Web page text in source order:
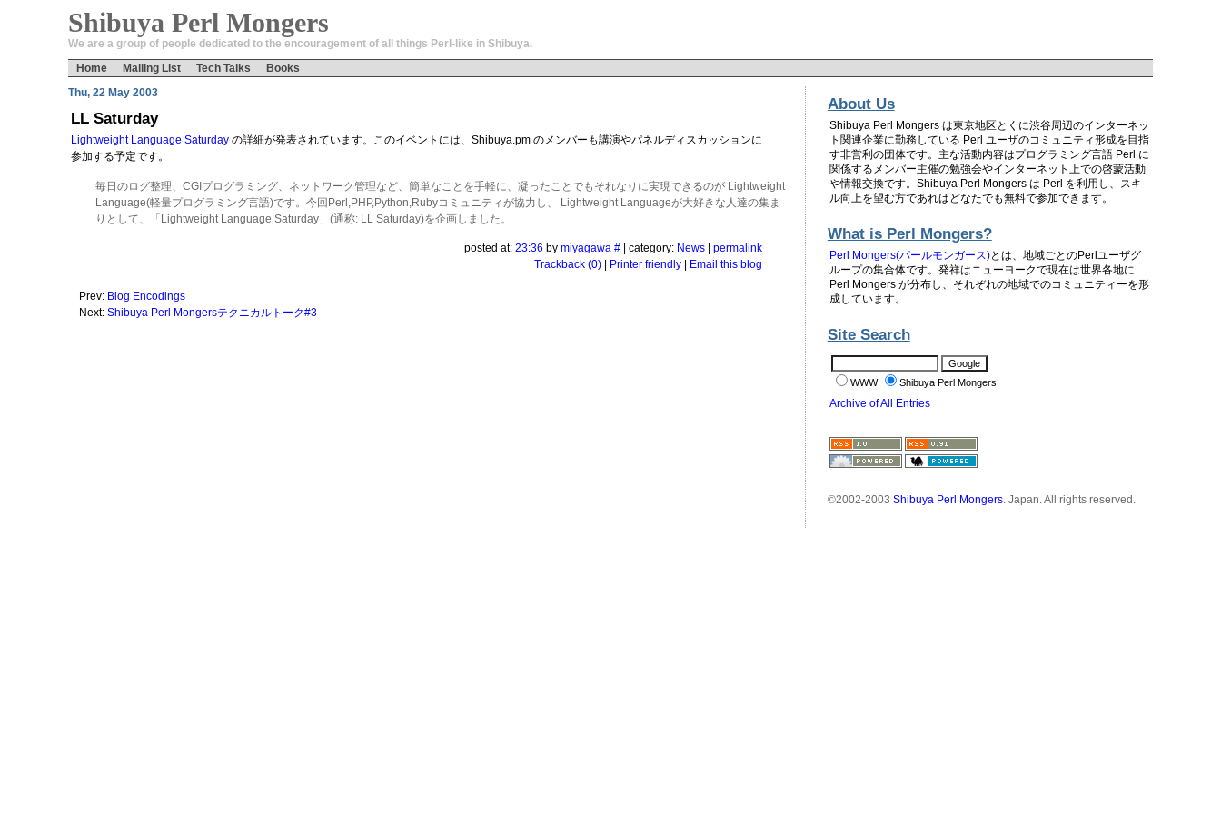
Shibuya Perl Mongers
We are a group of people dedicated to the encouragement of all things Perl-like in Shibuya.
Home
Mailing List Tech Talks
Books
Thu, 22 May 2003
LL Saturday
Lightweight Language Saturdayの詳細が発表されています。このイベントには、Shibuya.pm のメンバーも講演やパネルディスカッションに
参加する予定です。
毎日のログ整理、CGIプログラミング、ネットワーク管理など、簡単なことを手軽に、凝ったことでもそれなりに実現できるのが Lightweight
Language(軽量プログラミング言語)です。今回Perl,PHP,Python,Rubyコミュニティが協力し、 Lightweight Languageが大好きな人達の集ま
りとして、「Lightweight Language Saturday」(通称: LL Saturday)を企画しました。
posted at:23:36 bymiyagawa # | category: News |permalink
Trackback (0)
Printer friendly Email this blog
Prev: Blog Encodings
Next:Shibuya Perl Mongersテクニカルトーク#3
About Us
Shibuya Perl Mongers は東京地区とくに渋谷周辺のインターネッ
ト関連企業に勤務している Perl ユーザのコミュニティ形成を目指
す非営利の団体です。主な活動内容はプログラミング言語 Perl に
関係するメンバー主催の勉強会やインターネット上での啓蒙活動
や情報交換です。Shibuya Perl Mongers は Perl を利用し、スキ
ル向上を望む方であればどなたでも無料で参加できます。
What is Perl Mongers?
Perl Mongers(パールモンガース)とは、地域ごとのPerlユーザグ
ループの集合体です。発祥はニューヨークで現在は世界各地に
Perl Mongers が分布し、それぞれの地域でのコミュニティーを形
成しています。
Site Search
WWW Shibuya Perl Mongers
Archive of All Entries
©2002-2003 Shibuya Perl Mongers. Japan. All rights reserved.